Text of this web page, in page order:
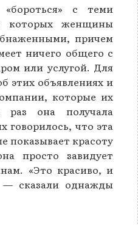
с теми
которых женщины
причем
ничего общего с
или услугой. Для
этих объявлениях и
которые их
раз она получала
говорилось, что эта
показывает красоту
просто завидует
«Это красиво, и
— сказали однажды